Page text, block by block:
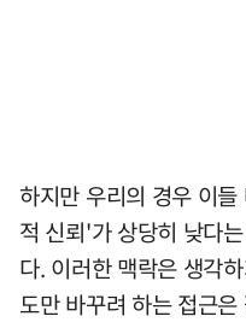
하지만 우리의 경우 이
적 신뢰'가 상당히 낮다
다. 이러한 맥락은 생각
도만 바꾸려 하는 접근